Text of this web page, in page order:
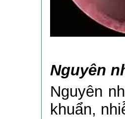
Nguyên
Nguyên
khuẩn,